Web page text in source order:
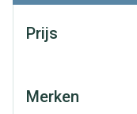
Prijs
Merken